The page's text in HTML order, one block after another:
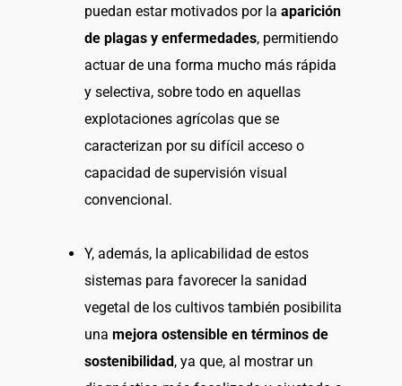
puedan estar motivados por la aparición
de plagas y enfermedades, permitiendo
actuar de una forma mucho más rápida
y selectiva, sobre todo en aquellas
explotaciones agrícolas que se
caracterizan por su difícil acceso o
capacidad de supervisión visual
convencional.
Y, además, la aplicabilidad de estos
sistemas para favorecer la sanidad
vegetal de los cultivos también posibilita
una mejora ostensible en términos de
sostenibilidad, ya que, al mostrar un